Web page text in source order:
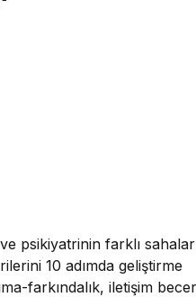
psikiyatrinin farklı
10 adımda geliştirme
farkındalık, iletişim